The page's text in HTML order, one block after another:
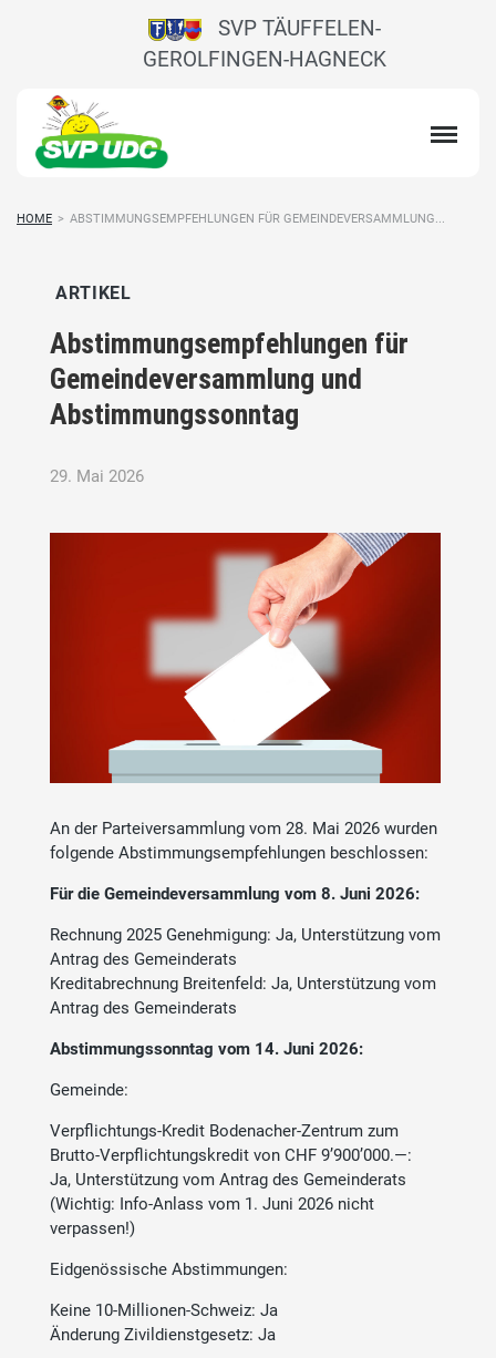
SVP TÄUFFELEN-
GEROLFINGEN-HAGNECK
HOME > ABSTIMMUNGSEMPFEHLUNGEN FÜR GEMEINDEVERSAMMLUNG...
ARTIKEL
Abstimmungsempfehlungen für
Gemeindeversammlung und
Abstimmungssonntag
29. Mai 2026
An der Parteiversammlung vom 28. Mai 2026 wurden
folgende Abstimmungsempfehlungen beschlossen:
Für die Gemeindeversammlung vom 8. Juni 2026:
Rechnung 2025 Genehmigung: Ja, Unterstützung vom
Antrag des Gemeinderats
Kreditabrechnung Breitenfeld: Ja, Unterstützung vom
Antrag des Gemeinderats
Abstimmungssonntag vom 14. Juni 2026:
Gemeinde:
Verpflichtungs-Kredit Bodenacher-Zentrum zum
Brutto-Verpflichtungskredit von CHF 9’900’000.—:
Ja, Unterstützung vom Antrag des Gemeinderats
(Wichtig: Info-Anlass vom 1. Juni 2026 nicht
verpassen!)
Eidgenössische Abstimmungen:
Keine 10-Millionen-Schweiz: Ja
Änderung Zivildienstgesetz: Ja